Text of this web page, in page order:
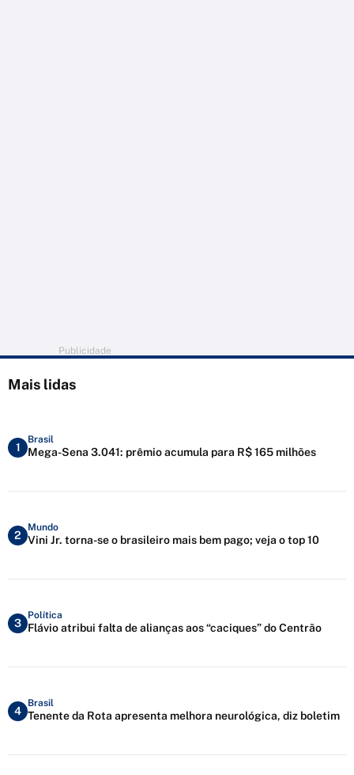
Publicidade
Mais lidas
1
Brasil
Mega-Sena 3.041: prêmio acumula para R$ 165 milhões
2
Mundo
Vini Jr. torna-se o brasileiro mais bem pago; veja o top 10
3
Política
Flávio atribui falta de alianças aos “caciques” do Centrão
4
Brasil
Tenente da Rota apresenta melhora neurológica, diz boletim